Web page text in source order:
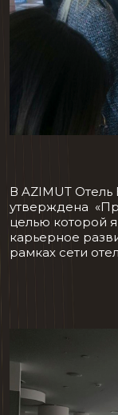
В AZIMUT Отель
утверждена
целью которой
карьерное
рамках сети